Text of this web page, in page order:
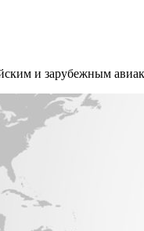
и зарубежным